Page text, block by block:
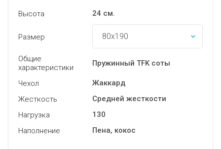
САМОВЫВОЗ
Высота 24 см.
Размер
Общие
характеристики
Пружинный TFK соты
Чехол
Жаккард
Жесткость
Средней жесткости
Нагрузка
130
Наполнение
Пена, кокос